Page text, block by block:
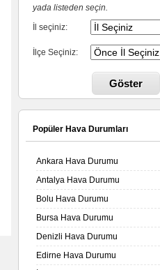
yada listeden seçin.
İl seçiniz:
İlçe Seçiniz:
Göster
Popüler Hava Durumları
Ankara Hava Durumu
Antalya Hava Durumu
Bolu Hava Durumu
Bursa Hava Durumu
Denizli Hava Durumu
Edirne Hava Durumu